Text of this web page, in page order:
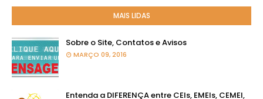
MAIS LIDAS
Sobre o Site, Contatos e Avisos
MARÇO 09, 2016
Entenda a DIFERENÇA entre CEIs, EMEIs, CEMEI,